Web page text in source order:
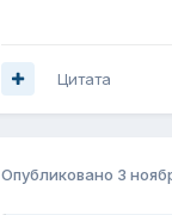
Цитата
Опубликовано 3